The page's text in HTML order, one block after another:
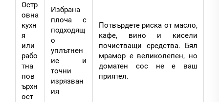
Остр
овна
кухн
я
или
рабо
тна
пов
ърхн
ост
Избрана
плоча с
подходящ
о
уплътнен
ие и
точни
изрязван
ия
Потвърдете риска от масло,
кафе, вино и кисели
почистващи средства. Бял
мрамор е великолепен, но
доматен сос не е ваш
приятел.